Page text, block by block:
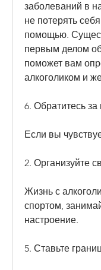
заболеваний в
не потерять
помощью.
первым делом
поможет вам
алкоголиком и
6. Обратитесь
Если вы
2. Организуйте
Жизнь с
спортом,
настроение.
5. Ставьте